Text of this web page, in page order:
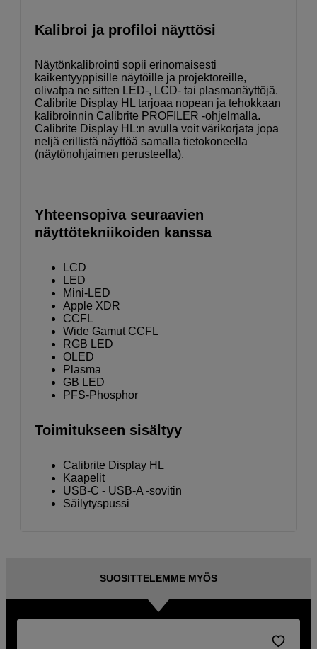
Kalibroi ja profiloi näyttösi
Näytönkalibrointi sopii erinomaisesti
kaikentyyppisille näytöille ja projektoreille,
olivatpa ne sitten LED-, LCD- tai plasmanäyttöjä.
Calibrite Display HL tarjoaa nopean ja tehokkaan
kalibroinnin Calibrite PROFILER -ohjelmalla.
Calibrite Display HL:n avulla voit värikorjata jopa
neljä erillistä näyttöä samalla tietokoneella
(näytönohjaimen perusteella).
Yhteensopiva seuraavien
näyttötekniikoiden kanssa
LCD
LED
Mini-LED
Apple XDR
CCFL
Wide Gamut CCFL
RGB LED
OLED
Plasma
GB LED
PFS-Phosphor
Toimitukseen sisältyy
Calibrite Display HL
Kaapelit
USB-C - USB-A -sovitin
Säilytyspussi
SUOSITTELEMME MYÖS